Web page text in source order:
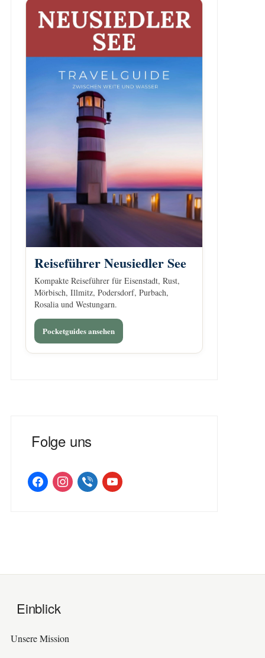
Reiseführer Neusiedler See
Kompakte Reiseführer für Eisenstadt, Rust,
Mörbisch, Illmitz, Podersdorf, Purbach,
Rosalia und Westungarn.
Pocketguides ansehen
Folge uns
facebookinstagramviber youtube
Einblick
Unsere Mission